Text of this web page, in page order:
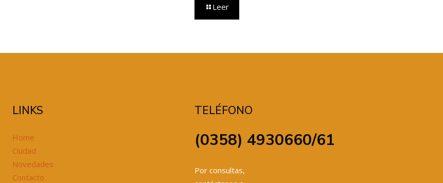
Leer
LINKS
Home
Ciudad
Novedades
Contacto
TELÉFONO
(0358) 4930660/61
Por consultas,